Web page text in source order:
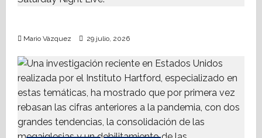
o
n
Mario Vázquez 29 julio, 2026